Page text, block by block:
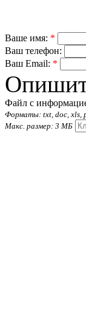
Ваше имя: *
Ваш телефон:
Ваш Email: *
Файл с
Форматы: txt, doc, xls,
Макс. размер: 3 МБ